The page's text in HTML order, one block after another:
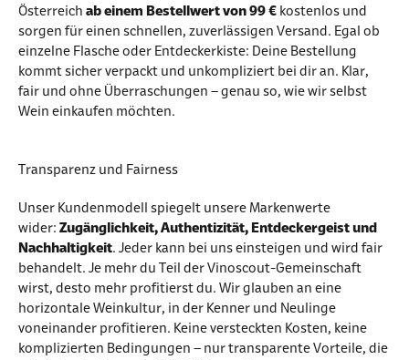
Österreich ab einem Bestellwert von 99 € kostenlos und
sorgen für einen schnellen, zuverlässigen Versand. Egal ob
einzelne Flasche oder Entdeckerkiste: Deine Bestellung
kommt sicher verpackt und unkompliziert bei dir an. Klar,
fair und ohne Überraschungen – genau so, wie wir selbst
Wein einkaufen möchten.
Transparenz und Fairness
Unser Kundenmodell spiegelt unsere Markenwerte
wider: Zugänglichkeit, Authentizität, Entdeckergeist und
Nachhaltigkeit. Jeder kann bei uns einsteigen und wird fair
behandelt. Je mehr du Teil der Vinoscout-Gemeinschaft
wirst, desto mehr profitierst du. Wir glauben an eine
horizontale Weinkultur, in der Kenner und Neulinge
voneinander profitieren. Keine versteckten Kosten, keine
komplizierten Bedingungen – nur transparente Vorteile, die